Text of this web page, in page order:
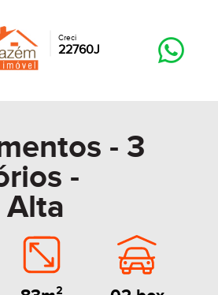
Creci
22760J
- 3
-
Alta